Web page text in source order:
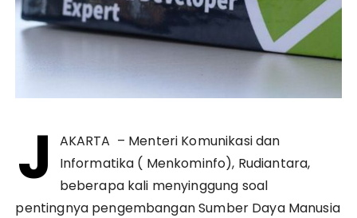
J
AKARTA – Menteri Komunikasi dan
Informatika ( Menkominfo), Rudiantara,
beberapa kali menyinggung soal
pentingnya pengembangan Sumber Daya Manusia